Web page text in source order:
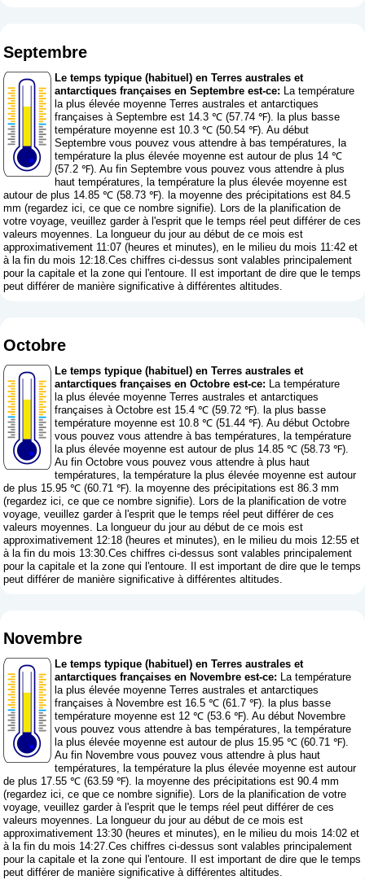
Septembre
Le temps typique (habituel) en Terres australes et
antarctiques françaises en Septembre est-ce: La température
la plus élevée moyenne Terres australes et antarctiques
françaises à Septembre est 14.3 ℃ (57.74 ℉). la plus basse
température moyenne est 10.3 ℃ (50.54 ℉). Au début
Septembre vous pouvez vous attendre à bas températures, la
température la plus élevée moyenne est autour de plus 14 ℃
(57.2 ℉). Au fin Septembre vous pouvez vous attendre à plus
haut températures, la température la plus élevée moyenne est
autour de plus 14.85 ℃ (58.73 ℉). la moyenne des précipitations est 84.5
mm (regardez ici, ce que ce nombre signifie). Lors de la planification de
votre voyage, veuillez garder à l'esprit que le temps réel peut différer de ces
valeurs moyennes. La longueur du jour au début de ce mois est
approximativement 11:07 (heures et minutes), en le milieu du mois 11:42 et
à la fin du mois 12:18.Ces chiffres ci-dessus sont valables principalement
pour la capitale et la zone qui l'entoure. Il est important de dire que le temps
peut différer de manière significative à différentes altitudes.
Octobre
Le temps typique (habituel) en Terres australes et
antarctiques françaises en Octobre est-ce: La température
la plus élevée moyenne Terres australes et antarctiques
françaises à Octobre est 15.4 ℃ (59.72 ℉). la plus basse
température moyenne est 10.8 ℃ (51.44 ℉). Au début Octobre
vous pouvez vous attendre à bas températures, la température
la plus élevée moyenne est autour de plus 14.85 ℃ (58.73 ℉).
Au fin Octobre vous pouvez vous attendre à plus haut
températures, la température la plus élevée moyenne est autour
de plus 15.95 ℃ (60.71 ℉). la moyenne des précipitations est 86.3 mm
(regardez ici, ce que ce nombre signifie). Lors de la planification de votre
voyage, veuillez garder à l'esprit que le temps réel peut différer de ces
valeurs moyennes. La longueur du jour au début de ce mois est
approximativement 12:18 (heures et minutes), en le milieu du mois 12:55 et
à la fin du mois 13:30.Ces chiffres ci-dessus sont valables principalement
pour la capitale et la zone qui l'entoure. Il est important de dire que le temps
peut différer de manière significative à différentes altitudes.
Novembre
Le temps typique (habituel) en Terres australes et
antarctiques françaises en Novembre est-ce: La température
la plus élevée moyenne Terres australes et antarctiques
françaises à Novembre est 16.5 ℃ (61.7 ℉). la plus basse
température moyenne est 12 ℃ (53.6 ℉). Au début Novembre
vous pouvez vous attendre à bas températures, la température
la plus élevée moyenne est autour de plus 15.95 ℃ (60.71 ℉).
Au fin Novembre vous pouvez vous attendre à plus haut
températures, la température la plus élevée moyenne est autour
de plus 17.55 ℃ (63.59 ℉). la moyenne des précipitations est 90.4 mm
(regardez ici, ce que ce nombre signifie). Lors de la planification de votre
voyage, veuillez garder à l'esprit que le temps réel peut différer de ces
valeurs moyennes. La longueur du jour au début de ce mois est
approximativement 13:30 (heures et minutes), en le milieu du mois 14:02 et
à la fin du mois 14:27.Ces chiffres ci-dessus sont valables principalement
pour la capitale et la zone qui l'entoure. Il est important de dire que le temps
peut différer de manière significative à différentes altitudes.